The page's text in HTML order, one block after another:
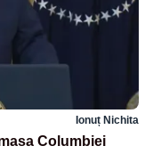
Ionuț Nichita
Columbiei